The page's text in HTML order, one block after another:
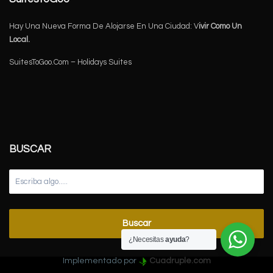
Hay Una Nueva Forma De Alojarse En Una Ciudad: Vivir Como Un
Local.
SuitesToGoo.Com – Holidays Suites
BUSCAR
Buscar
¿Necesitasayuda?
Implementado por Cuadruple.com